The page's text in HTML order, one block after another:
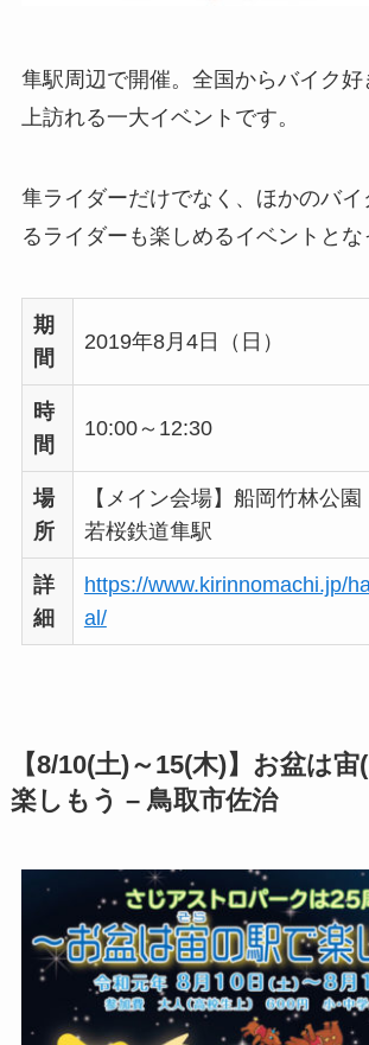
隼駅周辺で開催。全国からバイク
上訪れる一大イベントです。
隼ライダーだけでなく、ほかのバイ
るライダーも楽しめるイベントとな
期
間
2019年8月4日（日）
時
間
10:00～12:30
場
所
【メイン会場】船岡竹林公園
若桜鉄道隼駅
詳
細
https://www.kirinnomachi.jp/
al/
【8/10(土)～15(木)】 お盆は宙
楽しもう – 鳥取市佐治